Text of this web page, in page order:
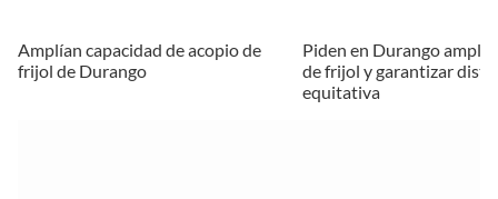
Amplían capacidad de acopio de
frijol de Durango
Piden en Durango
de frijol y garantizar
equitativa